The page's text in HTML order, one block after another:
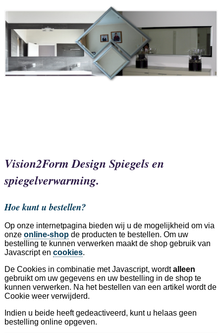
Vision2Form Design Spiegels en
spiegelverwarming.
Hoe kunt u bestellen?
Op onze internetpagina bieden wij u de mogelijkheid om via
onze online-shopde producten te bestellen. Om uw
bestelling te kunnen verwerken maakt de shop gebruik van
Javascript en cookies.
De Cookies in combinatie met Javascript, wordtalleen
gebruikt om uw gegevens en uw bestelling in de shop te
kunnen verwerken. Na het bestellen van een artikel wordt de
Cookie weer verwijderd.
Indien u beide heeft gedeactiveerd, kunt u helaas geen
bestelling online opgeven.